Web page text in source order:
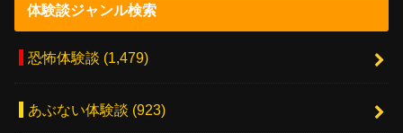
体験談ジャンル検索
恐怖体験談 (1,479)
あぶない体験談 (923)